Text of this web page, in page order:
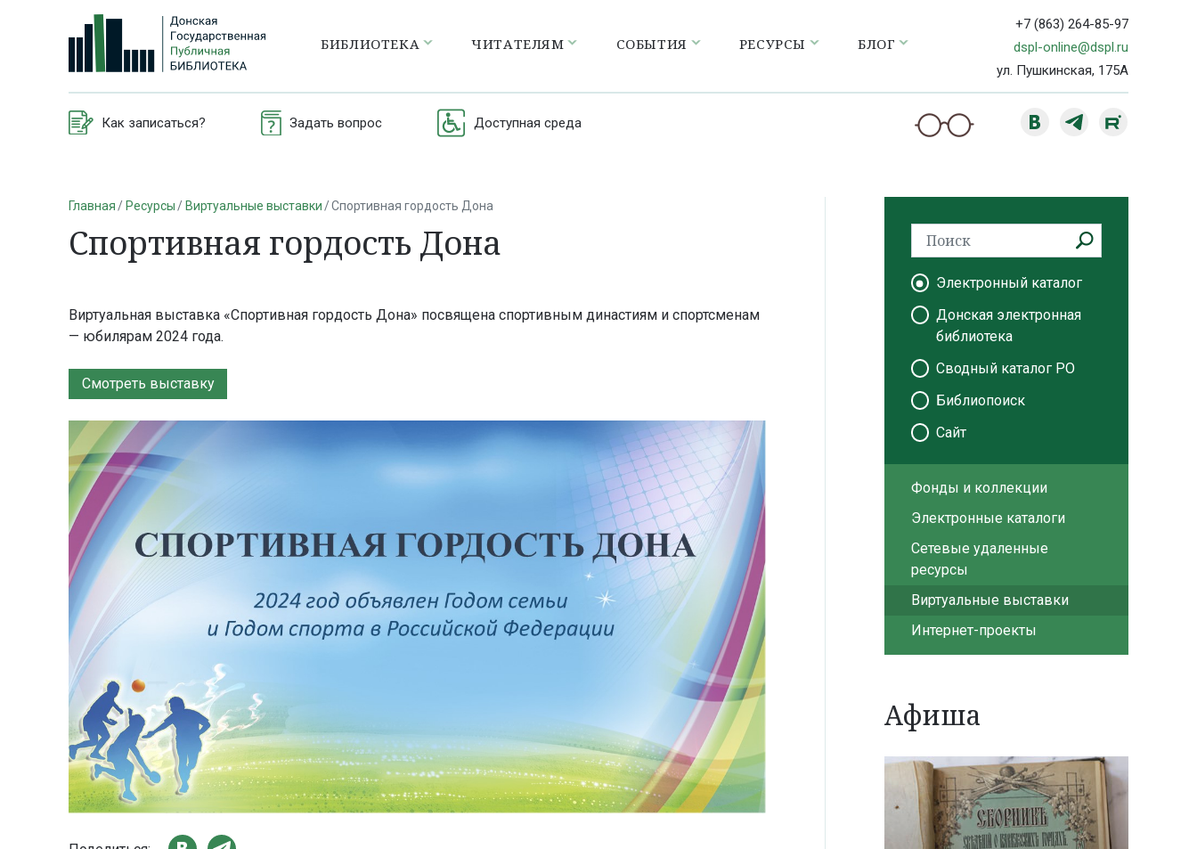
БИБЛИОТЕКА ЧИТАТЕЛЯМ СОБЫТИЯ РЕСУРСЫ БЛОГ
+7 (863) 264-85-97
dspl-online@dspl.ru
ул. Пушкинская, 175А
Как записаться? Задать вопрос Доступная среда
Главная Ресурсы Виртуальные выставки Спортивная гордость Дона
Спортивная гордость Дона
Виртуальная выставка «Спортивная гордость Дона» посвящена спортивным династиям и спортсменам
— юбилярам 2024 года.
Смотреть выставку
Электронный каталог
Донская электронная
библиотека
Сводный каталог РО
Библиопоиск
Сайт
Фонды и коллекции
Электронные каталоги
Сетевые удаленные
ресурсы
Виртуальные выставки
Интернет-проекты
Афиша